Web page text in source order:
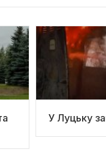
У Луцьку